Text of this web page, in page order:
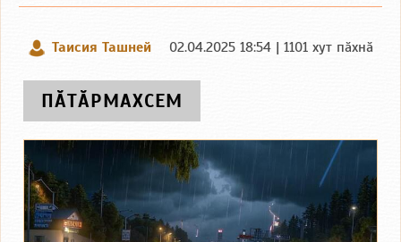
Таисия Ташней 02.04.2025 18:54 | 1101 хут пӑхнӑ
ПӐТӐРМАХСЕМ